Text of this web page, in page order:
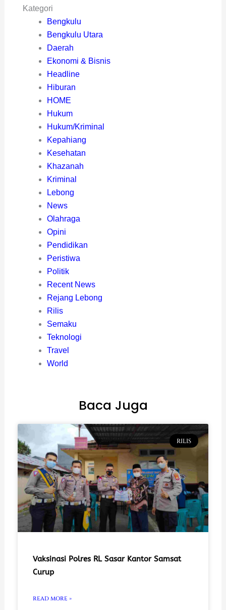
Kategori
Bengkulu
Bengkulu Utara
Daerah
Ekonomi & Bisnis
Headline
Hiburan
HOME
Hukum
Hukum/Kriminal
Kepahiang
Kesehatan
Khazanah
Kriminal
Lebong
News
Olahraga
Opini
Pendidikan
Peristiwa
Politik
Recent News
Rejang Lebong
Rilis
Semaku
Teknologi
Travel
World
Baca Juga
RILIS
Vaksinasi Polres RL Sasar Kantor Samsat
Curup
READ MORE »